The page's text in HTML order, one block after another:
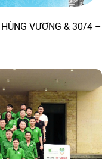
VƯƠNG & 30/4 –